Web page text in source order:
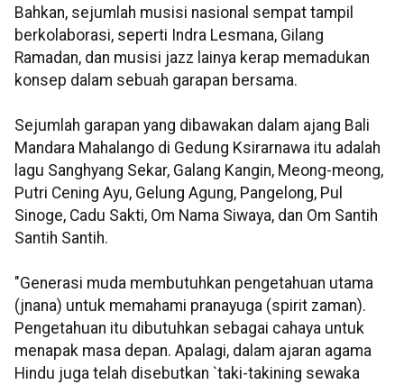
Bahkan, sejumlah musisi nasional sempat tampil
berkolaborasi, seperti Indra Lesmana, Gilang
Ramadan, dan musisi jazz lainya kerap memadukan
konsep dalam sebuah garapan bersama.
Sejumlah garapan yang dibawakan dalam ajang Bali
Mandara Mahalango di Gedung Ksirarnawa itu adalah
lagu Sanghyang Sekar, Galang Kangin, Meong-meong,
Putri Cening Ayu, Gelung Agung, Pangelong, Pul
Sinoge, Cadu Sakti, Om Nama Siwaya, dan Om Santih
Santih Santih.
"Generasi muda membutuhkan pengetahuan utama
(jnana) untuk memahami pranayuga (spirit zaman).
Pengetahuan itu dibutuhkan sebagai cahaya untuk
menapak masa depan. Apalagi, dalam ajaran agama
Hindu juga telah disebutkan `taki-takining sewaka